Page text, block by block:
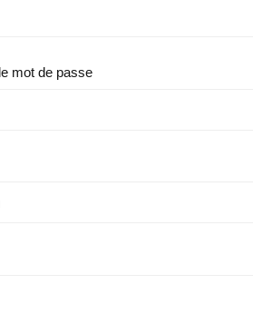
mot de passe